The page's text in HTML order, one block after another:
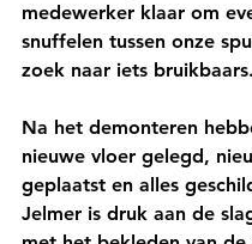
medewerker klaar om
snuffelen tussen onze
zoek naar iets bruikbaars.
Na het demonteren
nieuwe vloer gelegd,
geplaatst en alles
Jelmer is druk aan de